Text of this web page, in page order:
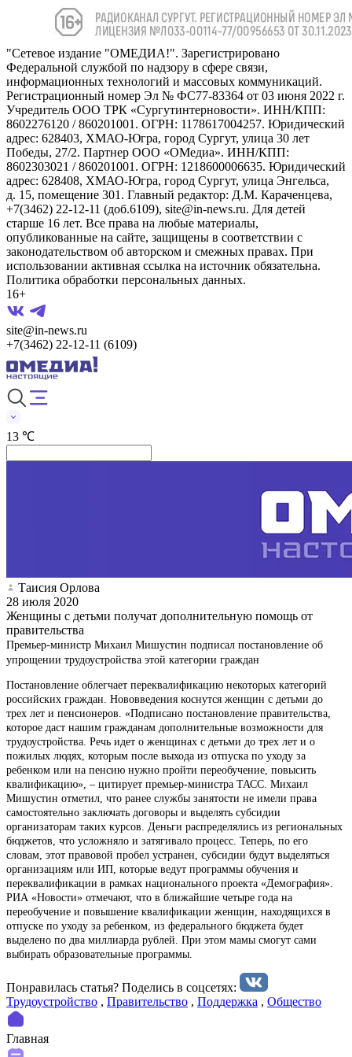
"Сетевое издание "ОМЕДИА!". Зарегистрировано
Федеральной службой по надзору в сфере связи,
информационных технологий и массовых коммуникаций.
Регистрационный номер Эл № ФС77-83364 от 03 июня 2022 г.
Учредитель ООО ТРК «Сургутинтерновости». ИНН/КПП:
8602276120 / 860201001. ОГРН: 1178617004257. Юридический
адрес: 628403, ХМАО-Югра, город Сургут, улица 30 лет
Победы, 27/2. Партнер ООО «ОМедиа». ИНН/КПП:
8602303021 / 860201001. ОГРН: 1218600006635. Юридический
адрес: 628408, ХМАО-Югра, город Сургут, улица Энгельса,
д. 15, помещение 301. Главный редактор: Д.М. Караченцева,
+7(3462) 22-12-11 (доб.6109), site@in-news.ru. Для детей
старше 16 лет. Все права на любые материалы,
опубликованные на сайте, защищены в соответствии с
законодательством об авторском и смежных правах. При
использовании активная ссылка на источник обязательна.
Политика обработки персональных данных.
16+
site@in-news.ru
+7(3462) 22-12-11 (6109)
13 ℃
Таисия Орлова
28 июля 2020
Женщины с детьми получат дополнительную помощь от
правительства
Премьер-министр Михаил Мишустин подписал постановление об
упрощении трудоустройства этой категории граждан
Постановление облегчает переквалификацию некоторых категорий
российских граждан. Нововведения коснутся женщин с детьми до
трех лет и пенсионеров. «Подписано постановление правительства,
которое даст нашим гражданам дополнительные возможности для
трудоустройства. Речь идет о женщинах с детьми до трех лет и о
пожилых людях, которым после выхода из отпуска по уходу за
ребенком или на пенсию нужно пройти переобучение, повысить
квалификацию», – цитирует премьер-министра ТАСС. Михаил
Мишустин отметил, что ранее службы занятости не имели права
самостоятельно заключать договоры и выделять субсидии
организаторам таких курсов. Деньги распределялись из региональных
бюджетов, что усложняло и затягивало процесс. Теперь, по его
словам, этот правовой пробел устранен, субсидии будут выделяться
организациям или ИП, которые ведут программы обучения и
переквалификации в рамках национального проекта «Демография».
РИА «Новости» отмечают, что в ближайшие четыре года на
переобучение и повышение квалификации женщин, находящихся в
отпуске по уходу за ребенком, из федерального бюджета будет
выделено по два миллиарда рублей. При этом мамы смогут сами
выбирать образовательные программы.
Понравилась статья? Поделиcь в соцсетях:
Трудоустройство , Правительство , Поддержка , Общество
Главная